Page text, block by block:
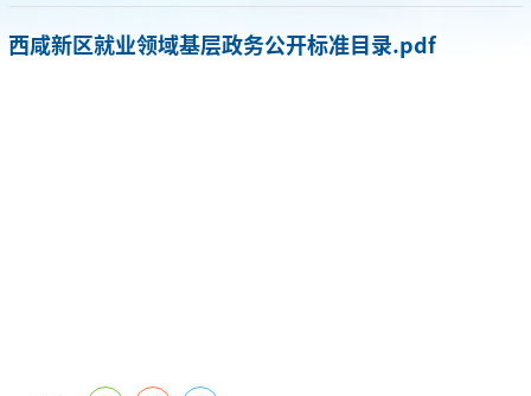
西咸新区就业领域基层政务公开标准目录.pdf